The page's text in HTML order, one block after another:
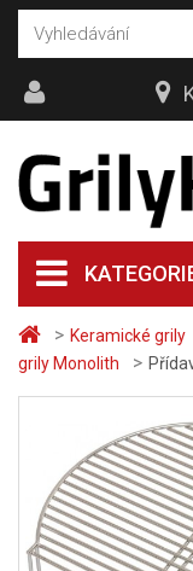
> Keramické grily
grily Monolith
>